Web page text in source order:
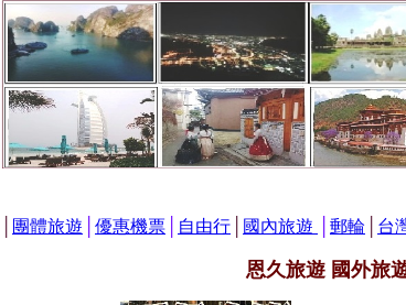
團體旅遊 優惠機票 自由行 國內旅遊 郵輪 台
恩久旅遊 國外旅